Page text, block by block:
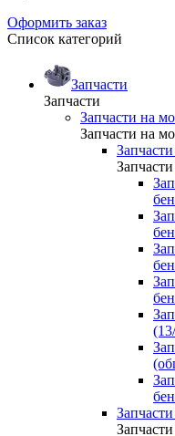
Оформить заказ
Список категорий
Запчасти
Запчасти
Запчасти на
Запчасти на